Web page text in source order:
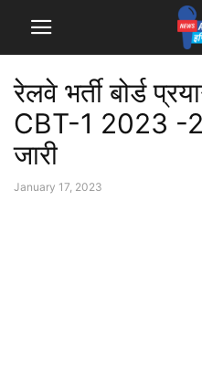
रेलवे भर्ती बोर्ड
CBT-1 2023 -
जारी
January 17, 2023